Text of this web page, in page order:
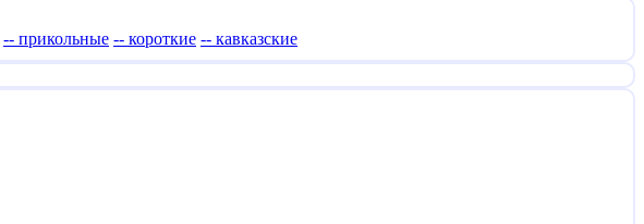
-- прикольные -- короткие -- кавказские